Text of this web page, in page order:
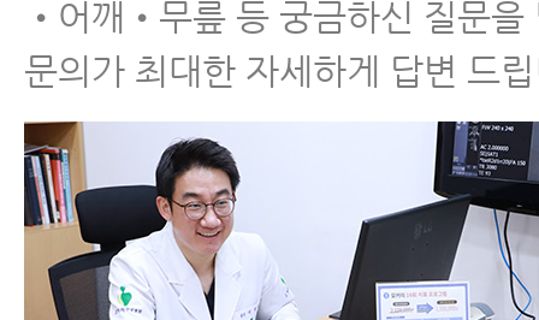
구안와사검사, 어떤 것들이 있
을까
•어깨•무릎 등 궁금하신 질문을
문의가 최대한 자세하게 답변 드